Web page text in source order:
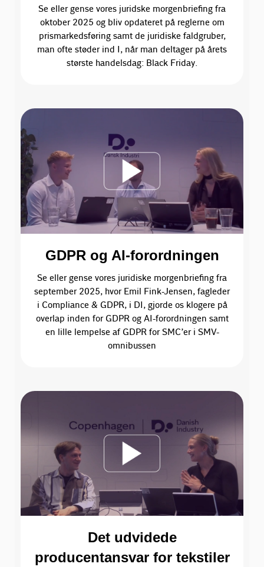
Se eller gense vores juridske morgenbriefing fra
oktober 2025 og bliv opdateret på reglerne om
prismarkedsføring samt de juridiske faldgruber,
man ofte støder ind I, når man deltager på årets
største handelsdag: Black Friday.
GDPR og AI-forordningen
Se eller gense vores juridiske morgenbriefing fra
september 2025, hvor Emil Fink-Jensen, fagleder
i Compliance & GDPR, i DI, gjorde os klogere på
overlap inden for GDPR og AI-forordningen samt
en lille lempelse af GDPR for SMC’er i SMV-
omnibussen
Det udvidede
producentansvar for tekstiler